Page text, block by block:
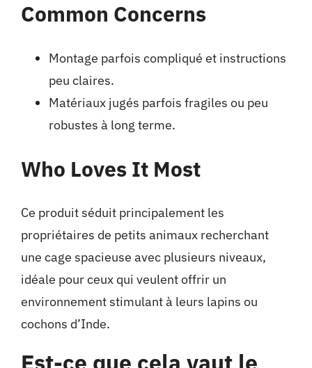
Common Concerns
Montage parfois compliqué et instructions
peu claires.
Matériaux jugés parfois fragiles ou peu
robustes à long terme.
Who Loves It Most
Ce produit séduit principalement les
propriétaires de petits animaux recherchant
une cage spacieuse avec plusieurs niveaux,
idéale pour ceux qui veulent offrir un
environnement stimulant à leurs lapins ou
cochons d’Inde.